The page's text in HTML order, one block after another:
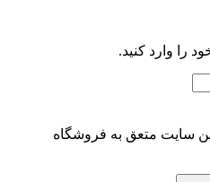
را وارد کنید.
سایت متعق به فروشگاه